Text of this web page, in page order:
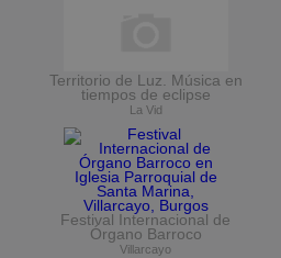
Territorio de Luz. Música en
tiempos de eclipse
La Vid
Festival Internacional de
Órgano Barroco
Villarcayo